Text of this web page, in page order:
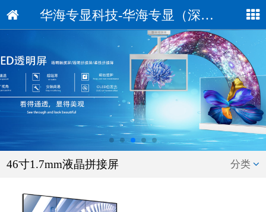
华海专显科技-华海专显（深圳）科技有限公司
46寸1.7mm液晶拼接屏 分类